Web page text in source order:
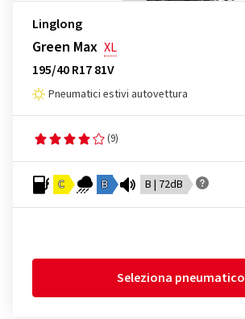
Linglong
Green Max XL
195/40 R17 81V
Pneumatici estivi autovettura
(9)
C B B | 72dB
Seleziona pneumatico